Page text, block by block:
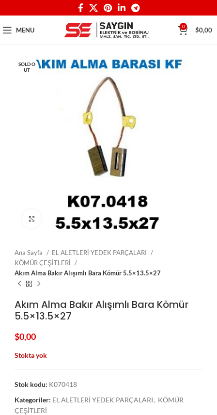
MENU 0 $0,00
SOLD O
UT
Click to enlarge
Ana Sayfa
EL ALETLERİ YEDEK PARÇALARI
KÖMÜR ÇEŞİTLERİ
Akım Alma Bakır Alışımlı Bara Kömür 5.5×13.5×27
Akım Alma Bakır Alışımlı Bara Kömür
5.5×13.5×27
$0,00
Stokta yok
Stok kodu: K070418
Kategoriler: EL ALETLERİ YEDEK PARÇALARI , KÖMÜR
ÇEŞİTLERİ